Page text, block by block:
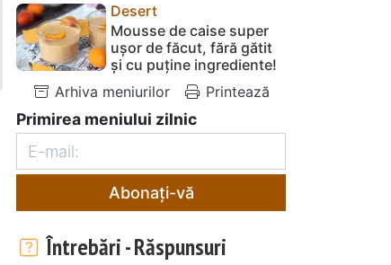
Desert
Mousse de caise super
ușor de făcut, fără gătit
și cu puține ingrediente!
Arhiva meniurilor
Printează
Primirea meniului zilnic
Abonați-vă
Întrebări - Răspunsuri